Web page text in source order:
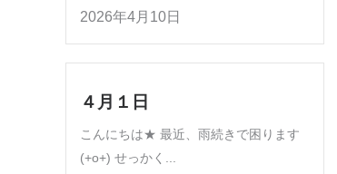
2026年4月10日
４月１日
こんにちは★ 最近、雨続きで困ります
(+o+) せっかく...